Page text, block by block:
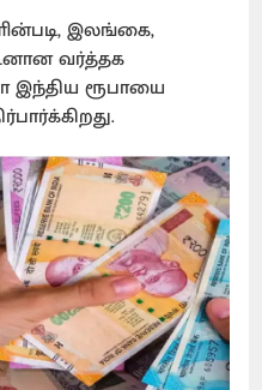
இலங்கை,
வர்த்தக
இந்திய ரூபாயை